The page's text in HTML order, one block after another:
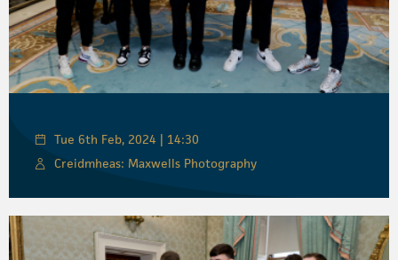
Tue 6th Feb, 2024 | 14:30
Creidmheas: Maxwells Photography